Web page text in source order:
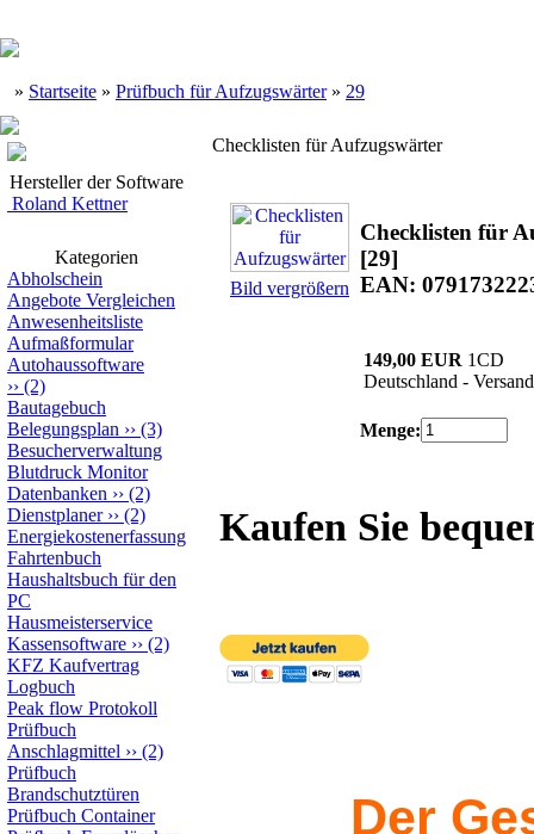
» Startseite » Prüfbuch für Aufzugswärter» 29
Hersteller der Software
Roland Kettner
Kategorien
Abholschein
Angebote Vergleichen
Anwesenheitsliste
Aufmaßformular
Autohaussoftware
›› (2)
Bautagebuch
Belegungsplan ›› (3)
Besucherverwaltung
Blutdruck Monitor
Datenbanken ›› (2)
Dienstplaner›› (2)
Energiekostenerfassung
Fahrtenbuch
Haushaltsbuch für den
PC
Hausmeisterservice
Kassensoftware ›› (2)
KFZ Kaufvertrag
Logbuch
Peak flow Protokoll
Prüfbuch
Anschlagmittel ›› (2)
Prüfbuch
Brandschutztüren
Prüfbuch Container
Checklisten für Aufzugswärter
Bild vergrößern
Checklisten für
[29]
EAN:
149,00 EUR 1CD
Deutschland -
Menge:
Kaufen Sie
Der